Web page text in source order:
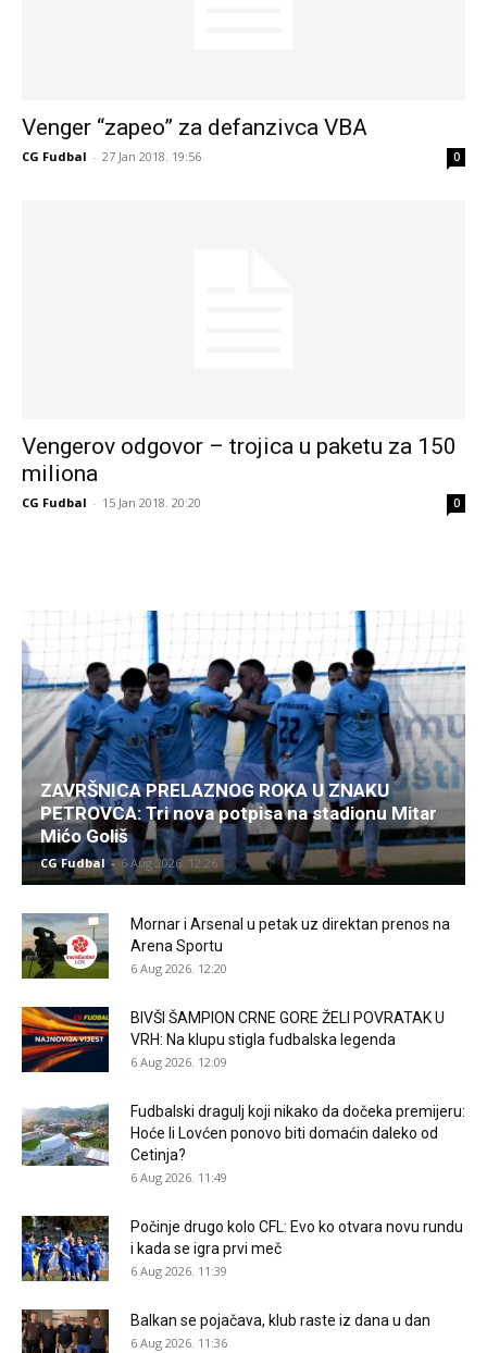
Venger “zapeo” za defanzivca VBA
CG Fudbal - 27 Jan 2018. 19:56 0
Vengerov odgovor – trojica u paketu za 150
miliona
CG Fudbal - 15 Jan 2018. 20:20 0
ZAVRŠNICA PRELAZNOG ROKA U ZNAKU
PETROVCA: Tri nova potpisa na stadionu Mitar
Mićo Goliš
CG Fudbal - 6 Aug 2026. 12:26
Mornar i Arsenal u petak uz direktan prenos na
Arena Sportu
6 Aug 2026. 12:20
BIVŠI ŠAMPION CRNE GORE ŽELI POVRATAK U
VRH: Na klupu stigla fudbalska legenda
6 Aug 2026. 12:09
Fudbalski dragulj koji nikako da dočeka premijeru:
Hoće li Lovćen ponovo biti domaćin daleko od
Cetinja?
6 Aug 2026. 11:49
Počinje drugo kolo CFL: Evo ko otvara novu rundu
i kada se igra prvi meč
6 Aug 2026. 11:39
Balkan se pojačava, klub raste iz dana u dan
6 Aug 2026. 11:36